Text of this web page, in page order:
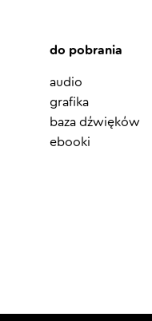
do pobrania
audio
grafika
baza dźwięków
ebooki